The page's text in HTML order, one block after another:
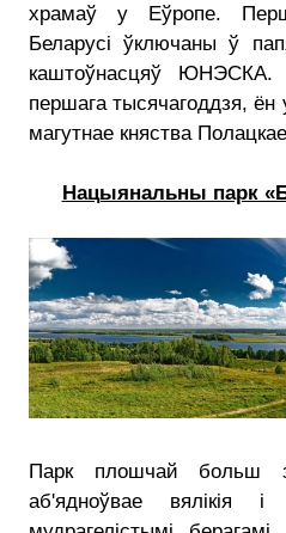
храмаў у Еўропе.
Беларусі ўключаны ў
каштоўнасцяў ЮНЭСКА.
першага тысячагоддзя, ён
магутнае княства
Нацыянальны парк
Парк плошчай больш
аб'ядноўвае вялікія